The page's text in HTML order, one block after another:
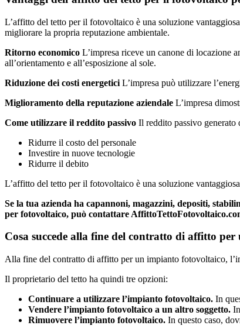
L’affitto del tetto per il fotovoltaico è una soluzione
migliorare la propria reputazione ambientale.
Ritorno economico L’impresa riceve un canone di locazione
all’orientamento e all’esposizione al sole.
Riduzione dei costi energetici L’impresa può utilizzare
Miglioramento della reputazione aziendale L’impresa
Come utilizzare il reddito passivo Il reddito passivo
Ridurre il costo del personale
Investire in nuove tecnologie
Ridurre il debito
L’affitto del tetto per il fotovoltaico è una soluzione
Se la tua azienda ha capannoni, magazzini, depositi,
per fotovoltaico, può contattare
Cosa succede alla fine del contratto di affitto
Alla fine del contratto di affitto per un impianto fotovoltaico,
Il proprietario del tetto ha quindi tre opzioni:
Continuare a utilizzare l’impianto fotovoltaico. In
Vendere l’impianto fotovoltaico a un altro soggetto.
Rimuovere l’impianto fotovoltaico. In questo caso,